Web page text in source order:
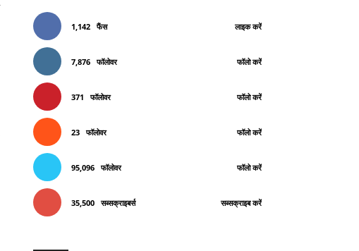
1,142 फैंस लाइक करें
7,876 फॉलोवर फॉलो करें
371 फॉलोवर फॉलो करें
23 फॉलोवर फॉलो करें
95,096 फॉलोवर फॉलो करें
35,500 सब्सक्राइबर्स सब्सक्राइब करें